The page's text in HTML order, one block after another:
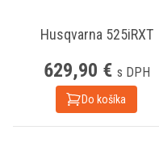
Husqvarna 525iRXT
629,90 € s DPH
Do košíka